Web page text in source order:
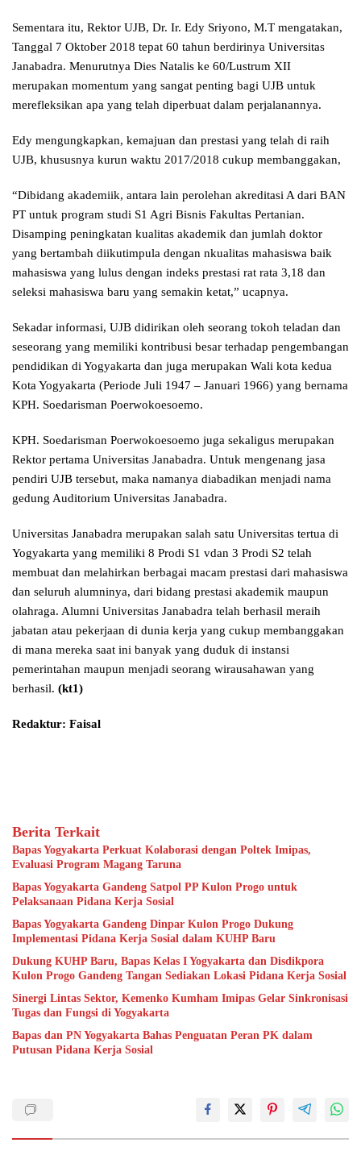
Sementara itu, Rektor UJB, Dr. Ir. Edy Sriyono, M.T mengatakan,
Tanggal 7 Oktober 2018 tepat 60 tahun berdirinya Universitas
Janabadra. Menurutnya Dies Natalis ke 60/Lustrum XII
merupakan momentum yang sangat penting bagi UJB untuk
merefleksikan apa yang telah diperbuat dalam perjalanannya.
Edy mengungkapkan, kemajuan dan prestasi yang telah di raih
UJB, khususnya kurun waktu 2017/2018 cukup membanggakan,
“Dibidang akademiik, antara lain perolehan akreditasi A dari BAN
PT untuk program studi S1 Agri Bisnis Fakultas Pertanian.
Disamping peningkatan kualitas akademik dan jumlah doktor
yang bertambah diikutimpula dengan nkualitas mahasiswa baik
mahasiswa yang lulus dengan indeks prestasi rat rata 3,18 dan
seleksi mahasiswa baru yang semakin ketat,” ucapnya.
Sekadar informasi, UJB didirikan oleh seorang tokoh teladan dan
seseorang yang memiliki kontribusi besar terhadap pengembangan
pendidikan di Yogyakarta dan juga merupakan Wali kota kedua
Kota Yogyakarta (Periode Juli 1947 – Januari 1966) yang bernama
KPH. Soedarisman Poerwokoesoemo.
KPH. Soedarisman Poerwokoesoemo juga sekaligus merupakan
Rektor pertama Universitas Janabadra. Untuk mengenang jasa
pendiri UJB tersebut, maka namanya diabadikan menjadi nama
gedung Auditorium Universitas Janabadra.
Universitas Janabadra merupakan salah satu Universitas tertua di
Yogyakarta yang memiliki 8 Prodi S1 vdan 3 Prodi S2 telah
membuat dan melahirkan berbagai macam prestasi dari mahasiswa
dan seluruh alumninya, dari bidang prestasi akademik maupun
olahraga. Alumni Universitas Janabadra telah berhasil meraih
jabatan atau pekerjaan di dunia kerja yang cukup membanggakan
di mana mereka saat ini banyak yang duduk di instansi
pemerintahan maupun menjadi seorang wirausahawan yang
berhasil. (kt1)
Redaktur: Faisal
Berita Terkait
Bapas Yogyakarta Perkuat Kolaborasi dengan Poltek Imipas,
Evaluasi Program Magang Taruna
Bapas Yogyakarta Gandeng Satpol PP Kulon Progo untuk
Pelaksanaan Pidana Kerja Sosial
Bapas Yogyakarta Gandeng Dinpar Kulon Progo Dukung
Implementasi Pidana Kerja Sosial dalam KUHP Baru
Dukung KUHP Baru, Bapas Kelas I Yogyakarta dan Disdikpora
Kulon Progo Gandeng Tangan Sediakan Lokasi Pidana Kerja Sosial
Sinergi Lintas Sektor, Kemenko Kumham Imipas Gelar Sinkronisasi
Tugas dan Fungsi di Yogyakarta
Bapas dan PN Yogyakarta Bahas Penguatan Peran PK dalam
Putusan Pidana Kerja Sosial